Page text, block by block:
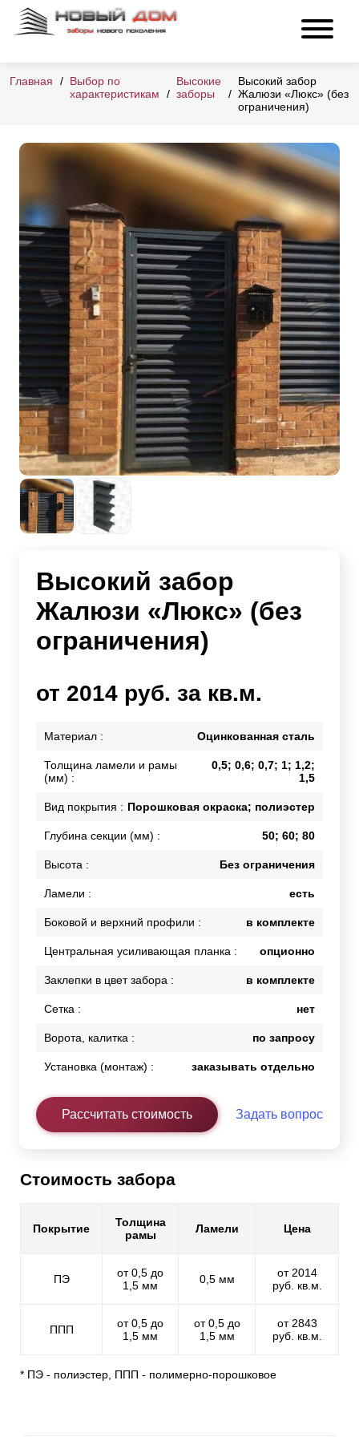
Главная
Выбор по
характеристикам
Высокие
заборы
Высокий забор
Жалюзи «Люкс» (без
ограничения)
Высокий забор
Жалюзи «Люкс» (без
ограничения)
от 2014 руб. за кв.м.
Материал : Оцинкованная сталь
Толщина ламели и рамы
(мм) :
0,5; 0,6; 0,7; 1; 1,2;
1,5
Вид покрытия : Порошковая окраска; полиэстер
Глубина секции (мм) : 50; 60; 80
Высота : Без ограничения
Ламели : есть
Боковой и верхний профили : в комплекте
Центральная усиливающая планка : опционно
Заклепки в цвет забора : в комплекте
Сетка : нет
Ворота, калитка : по запросу
Установка (монтаж) : заказывать отдельно
Рассчитать стоимость Задать вопрос
Стоимость забора
Покрытие
Толщина
рамы
Ламели Цена
ПЭ
от 0,5 до
1,5 мм
0,5 мм
от 2014
руб. кв.м.
ППП
от 0,5 до
1,5 мм
от 0,5 до
1,5 мм
от 2843
руб. кв.м.
* ПЭ - полиэстер, ППП - полимерно-порошковое